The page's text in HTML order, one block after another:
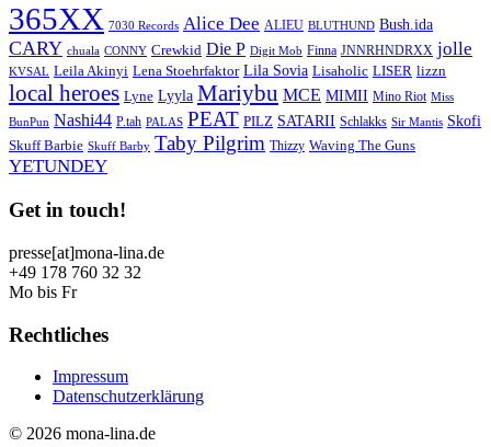
365XX 7030 Records Alice Dee ALIEU BLUTHUND Bush.ida
CARY chuala CONNY Crewkid Die P Digit Mob Finna JNNRHNDRXX jolle
KVSAL Leila Akinyi Lena Stoehrfaktor Lila Sovia Lisaholic LISER lizzn
local heroes Lyne Lyyla Mariybu MCE MIMII Mino Riot Miss
BunPun Nashi44 P.tah PALAS PEAT PILZ SATARII Schlakks Sir Mantis Skofi
Skuff Barbie Skuff Barby Taby Pilgrim Thizzy Waving The Guns
YETUNDEY
Get in touch!
presse[at]mona-lina.de
+49 178 760 32 32
Mo bis Fr
Rechtliches
Impressum
Datenschutzerklärung
© 2026 mona-lina.de